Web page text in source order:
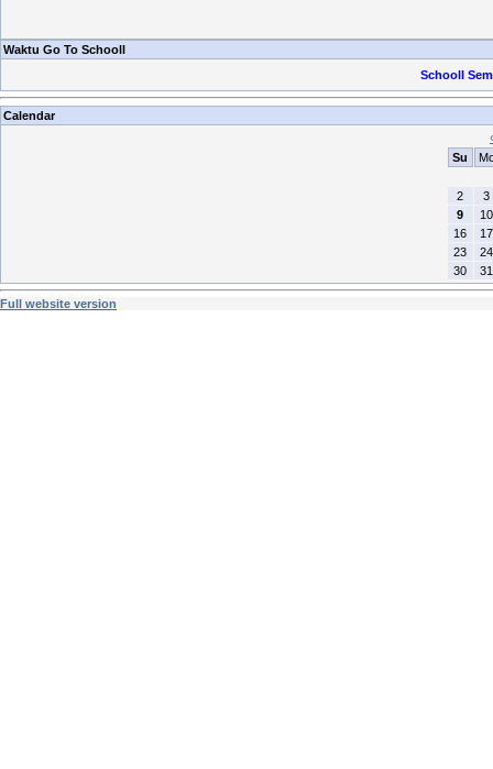
Waktu Go To Schooll
Schooll
Calendar
Su
2
3
9
10
16
17
23
24
30
31
Full website version